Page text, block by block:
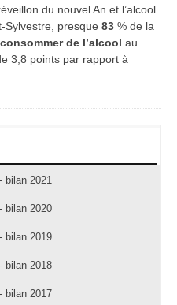
du nouvel An et l’alcool
Sylvestre, presque 83 % de la
consommer de l’alcool au
3,8 points par rapport à
bilan 2021
bilan 2020
bilan 2019
bilan 2018
bilan 2017